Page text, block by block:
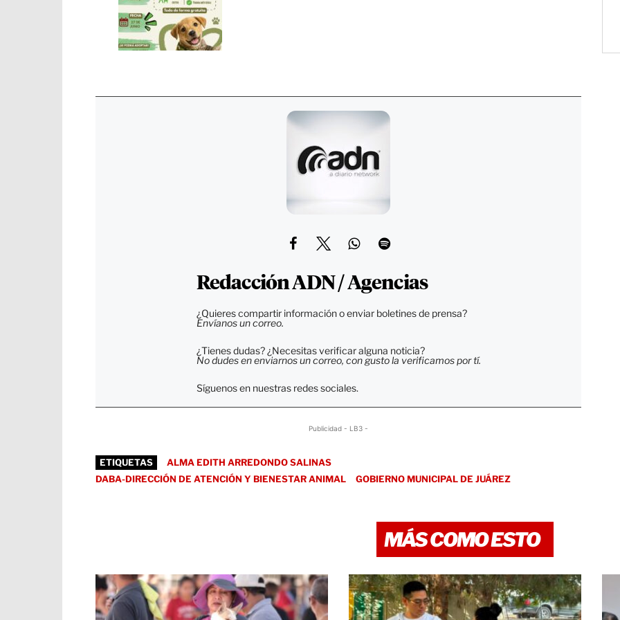
Redacción ADN / Agencias
¿Quieres compartir información o enviar boletines de prensa?
Envíanos un correo.
¿Tienes dudas? ¿Necesitas verificar alguna noticia?
No dudes en enviarnos un correo, con gusto la verificamos por tí.
Síguenos en nuestras redes sociales.
Publicidad - LB3 -
ETIQUETAS
ALMA EDITH ARREDONDO SALINAS
DABA-DIRECCIÓN DE ATENCIÓN Y BIENESTAR ANIMAL
GOBIERNO MUNICIPAL DE JUÁREZ
MÁS COMO ESTO